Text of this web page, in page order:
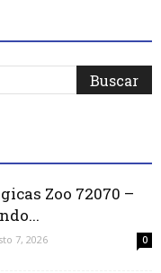
Zoo 72070 –
7, 2026 0